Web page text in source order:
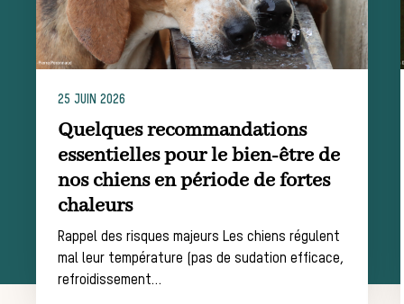
chasse
Déroulement
d’une journée de
25 JUIN 2026
Quelques recommandations
essentielles pour le bien-être de
nos chiens en période de fortes
chaleurs
Rappel des risques majeurs Les chiens régulent
mal leur température (pas de sudation efficace,
refroidissement…